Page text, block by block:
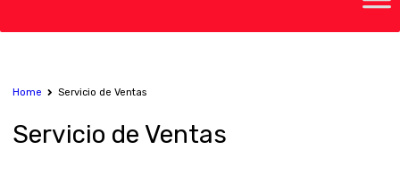
Home Servicio de Ventas
Servicio de Ventas